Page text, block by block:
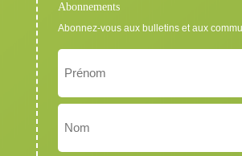
Abonnements
Abonnez-vous aux bulletins et aux
Nom
Exigé
Prénom